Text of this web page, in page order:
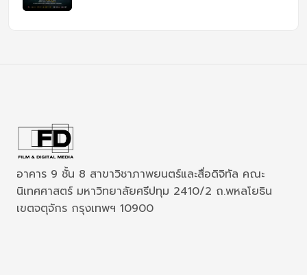
อาคาร 9 ชั้น 8 สาขาวิชาภาพยนตร์และสื่อดิจิทัล คณะ
นิเทศศาสตร์ มหาวิทยาลัยศรีปทุม 2410/2 ถ.พหลโยธิน
เขตจตุจักร กรุงเทพฯ 10900